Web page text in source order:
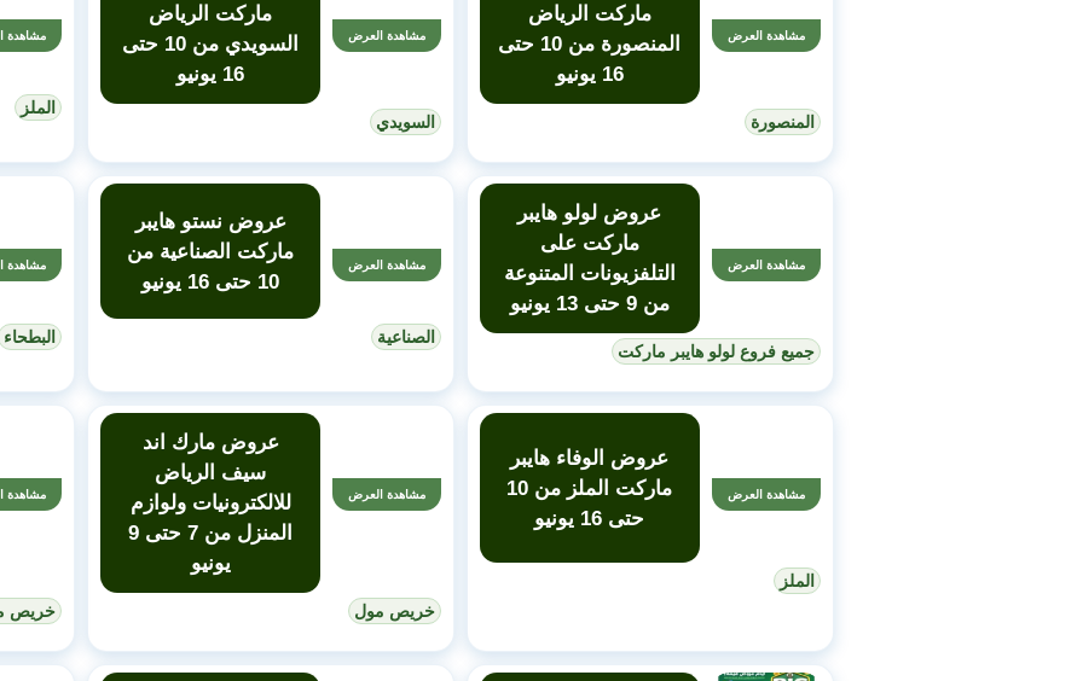
مشاهدة العرض
ماركت الرياض
المنصورة من 10 حتى
16 يونيو
المنصورة
مشاهدة العرض
ماركت الرياض
السويدي من 10 حتى
16 يونيو
السويدي
مشاهدة
الملز
مشاهدة العرض
عروض لولو هايبر
ماركت على
التلفزيونات المتنوعة
من 9 حتى 13 يونيو
جميع فروع لولو هايبر ماركت
مشاهدة العرض
عروض نستو هايبر
ماركت الصناعية من
10 حتى 16 يونيو
الصناعية
مشاهدة
البطحاء
مشاهدة العرض
عروض الوفاء هايبر
ماركت الملز من 10
حتى 16 يونيو
الملز
مشاهدة العرض
عروض مارك اند
سيف الرياض
للالكترونيات ولوازم
المنزل من 7 حتى 9
يونيو
خريص مول
مشاهدة
خريص